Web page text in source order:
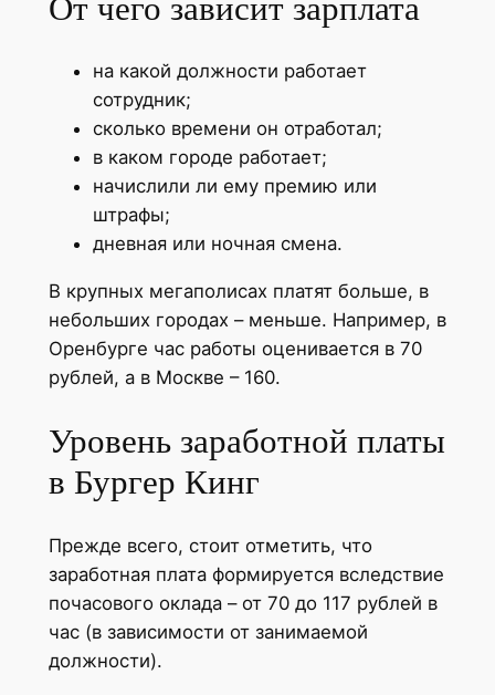
От чего зависит зарплата
на какой должности работает
сотрудник;
сколько времени он отработал;
в каком городе работает;
начислили ли ему премию или
штрафы;
дневная или ночная смена.
В крупных мегаполисах платят больше, в
небольших городах – меньше. Например, в
Оренбурге час работы оценивается в 70
рублей, а в Москве – 160.
Уровень заработной платы
в Бургер Кинг
Прежде всего, стоит отметить, что
заработная плата формируется вследствие
почасового оклада – от 70 до 117 рублей в
час (в зависимости от занимаемой
должности).